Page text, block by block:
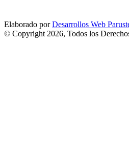
Elaborado porDesarrollos Web
© Copyright 2026, Todos los